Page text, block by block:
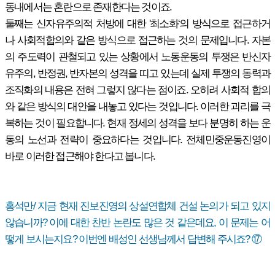
동내에서는 혼란으로 존재한다는 것이죠.
둘째는 신자유주의적 처방에 대한 '최소화‘의 방식으로 접근하거
나 사회적합의와 같은 방식으로 접근하는 것의 문제입니다. 자본
의 주도력이 관철되고 있는 상황에서 노동운동의 투쟁은 반신자
유주의, 반정권, 반자본의 성격을 띠고 있는데 실제 투쟁의 동력과
조직화의 내용은 전혀 그렇지 않다는 점이죠. 오히려 사회적 합의
와 같은 방식의 대안을 내놓고 있다는 것입니다. 이러한 괴리를 극
복하는 것이 필요합니다. 현재 정세의 성격을 보다 분명히 하는 운
동의 노선과 전략이 중요하다는 것입니다. 전체민중운동진영이
바로 이러한 접근해야 한다고 봅니다.
홍석만/ 지금 현재 진보진영의 상설연합체 건설 논의가 되고 있지
않습니까? 이에 대한 찬반 논란도 많은 것 같은데요, 이 문제는 어
떻게 보시는지요? 이번엔 배성인 선생님께서 답변해 주시죠? ⑰